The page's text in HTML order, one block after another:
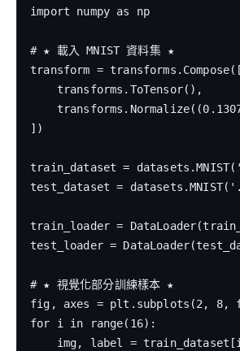
import numpy as np
# ★ 載入 MNIST 資料集 ★
transform = transforms.Compose([
    transforms.ToTensor(),
])
train_dataset =
test_dataset =
train_loader =
test_loader =
# ★ 視覺化部分訓練樣本 ★
fig, axes = plt.subplots(2, 8,
for i in range(16):
img, label =